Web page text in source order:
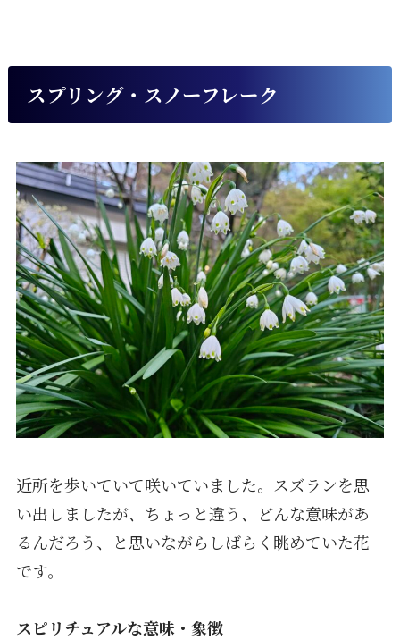
スプリング・スノーフレーク
近所を歩いていて咲いていました。スズランを思
い出しましたが、ちょっと違う、どんな意味があ
るんだろう、と思いながらしばらく眺めていた花
です。
スピリチュアルな意味・象徴